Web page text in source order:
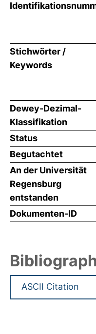
Stichwörter /
Keywords
Dewey-Dezimal-
Klassifikation
Status
Begutachtet
An der Universität
Regensburg
entstanden
Dokumenten-ID